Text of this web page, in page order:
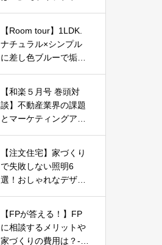
【Room tour】1LDK.
ナチュラル×シンプル
に差し色ブルーで垢抜
【和楽５月号 巻頭対
談】不動産業界の課題
とマーケティングア
【注文住宅】家づくり
で失敗しない照明6
選！おしゃれなデザイ
【FPが答える！】FP
に相談するメリットや
家づくりの費用は？-P